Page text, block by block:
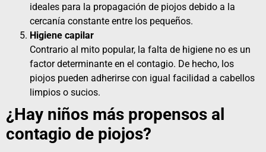
ideales para la propagación de piojos debido a la
cercanía constante entre los pequeños.
Higiene capilar
Contrario al mito popular, la falta de higiene no es un
factor determinante en el contagio. De hecho, los
piojos pueden adherirse con igual facilidad a cabellos
limpios o sucios.
¿Hay niños más propensos al
contagio de piojos?